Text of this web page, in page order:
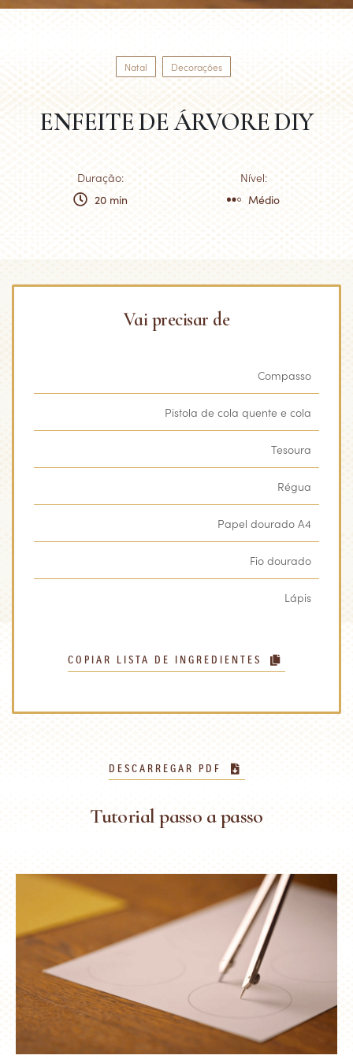
Natal Decorações
ENFEITE DE ÁRVORE DIY
Duração:
Nível:
20 min
Médio
Vai precisar de
Compasso
Pistola de cola quente e cola
Tesoura
Régua
Papel dourado A4
Fio dourado
Lápis
COPIAR LISTA DE INGREDIENTES
DESCARREGAR PDF
Tutorial passo a passo